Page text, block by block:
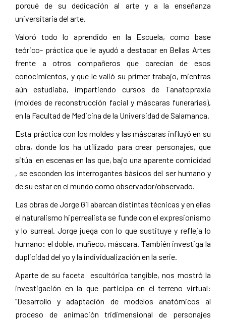
porqué de su dedicación al arte y a la enseñanza
universitaria del arte.
Valoró todo lo aprendido en la Escuela, como base
teórico- práctica que le ayudó a destacar en Bellas Artes
frente a otros compañeros que carecían de esos
conocimientos, y que le valió su primer trabajo, mientras
aún estudiaba, impartiendo cursos de Tanatopraxia
(moldes de reconstrucción facial y máscaras funerarias),
en la Facultad de Medicina de la Universidad de Salamanca.
Esta práctica con los moldes y las máscaras influyó en su
obra, donde los ha utilizado para crear personajes, que
sitúa en escenas en las que, bajo una aparente comicidad
, se esconden los interrogantes básicos del ser humano y
de su estar en el mundo como observador/observado.
Las obras de Jorge Gil abarcan distintas técnicas y en ellas
el naturalismo hiperrealista se funde con el expresionismo
y lo surreal. Jorge juega con lo que sustituye y refleja lo
humano: el doble, muñeco, máscara. También investiga la
duplicidad del yo y la individualización en la serie.
Aparte de su faceta escultórica tangible, nos mostró la
investigación en la que participa en el terreno virtual:
“Desarrollo y adaptación de modelos anatómicos al
proceso de animación tridimensional de personajes